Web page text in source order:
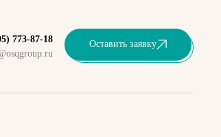
773-87-18
Оставить заявку